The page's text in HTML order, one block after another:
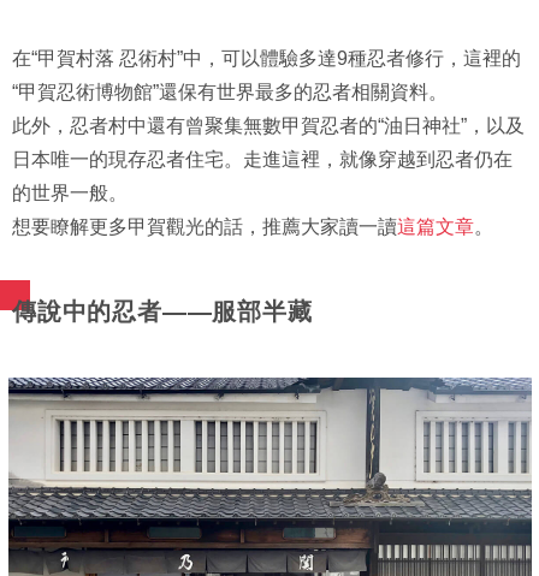
在“甲賀村落 忍術村”中，可以體驗多達9種忍者修行，這裡的
“甲賀忍術博物館”還保有世界最多的忍者相關資料。
此外，忍者村中還有曾聚集無數甲賀忍者的“油日神社”，以及
日本唯一的現存忍者住宅。走進這裡，就像穿越到忍者仍在
的世界一般。
想要瞭解更多甲賀觀光的話，推薦大家讀一讀這篇文章。
傳說中的忍者——服部半藏